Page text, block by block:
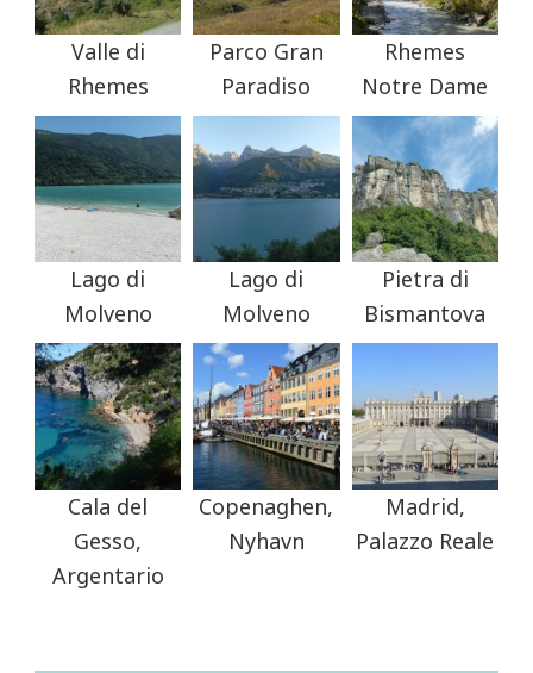
Valle di
Rhemes
Parco Gran
Paradiso
Rhemes
Notre Dame
Lago di
Molveno
Lago di
Molveno
Pietra di
Bismantova
Cala del
Gesso,
Argentario
Copenaghen,
Nyhavn
Madrid,
Palazzo Reale